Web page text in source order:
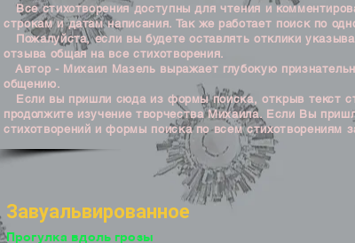
Все стихотворения доступны для чтения и
строкам и датам написания. Так же работает поиск по
Пожалуйста, если вы будете оставлять отклики
отзыва общая на все стихотворения.
Автор - Михаил Мазель выражает глубокую
общению.
Если вы пришли сюда из формы поиска, открыв текст
продолжите изучение творчества Михаила. Если Вы
стихотворений и формы поиска по всем стихотворениям
Завуальвированное
Прогулка вдоль грозы